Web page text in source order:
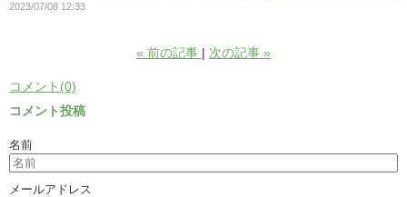
2023/07/08 12:33
« 前の記事 次の記事 »
コメント(0)
コメント投稿
名前
メールアドレス